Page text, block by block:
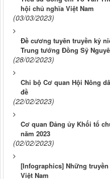
hội chủ nghĩa Việt Nam
(03/03/2023)
Đề cương tuyên truyền kỷ
Trung tướng Đồng Sỹ
(28/02/2023)
Chi bộ Cơ quan Hội Nông
đề
(22/02/2023)
Cơ quan Đảng ủy Khối tổ
năm 2023
(02/02/2023)
[Infographics] Những
Việt Nam